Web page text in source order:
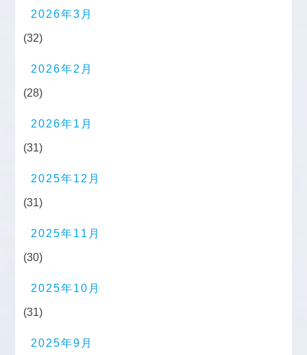
2026年3月
(32)
2026年2月
(28)
2026年1月
(31)
2025年12月
(31)
2025年11月
(30)
2025年10月
(31)
2025年9月